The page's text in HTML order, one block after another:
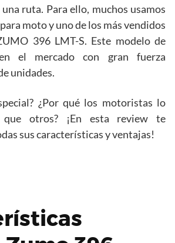
ruta. Para ello, muchos usamos
moto y uno de los más vendidos
396 LMT-S. Este modelo de
el mercado con gran fuerza
unidades.
¿Por qué los motoristas lo
que otros? ¡En esta review te
sus características y ventajas!